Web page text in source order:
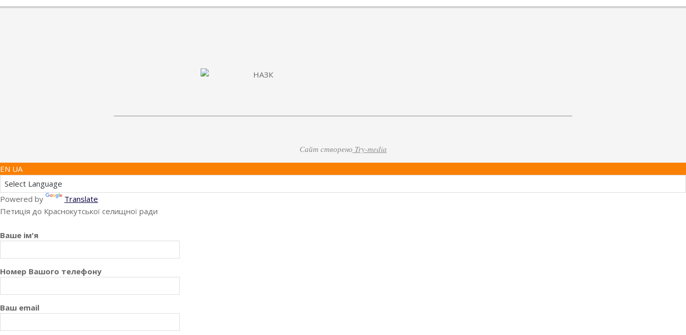
Сайт створено Try-media
EN UA
Powered by
Translate
Петиція до Краснокутської селищної ради
Ваше ім'я
Номер Вашого телефону
Ваш email